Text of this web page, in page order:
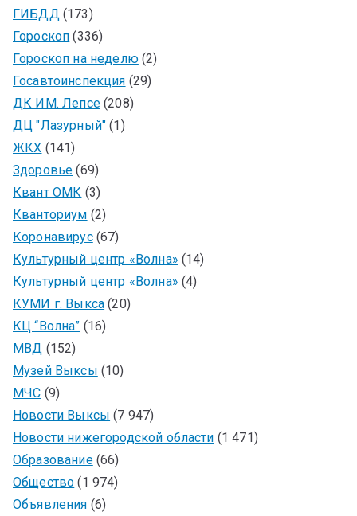
ГИБДД(173)
Гороскоп (336)
Гороскоп на неделю(2)
Госавтоинспекция (29)
ДК ИМ. Лепсе(208)
ДЦ "Лазурный" (1)
ЖКХ (141)
Здоровье (69)
Квант ОМК (3)
Кванториум (2)
Коронавирус(67)
Культурный центр «Волна» (14)
Культурный центр «Волна» (4)
КУМИ г. Выкса (20)
КЦ “Волна” (16)
МВД (152)
Музей Выксы (10)
МЧС (9)
Новости Выксы (7 947)
Новости нижегородской области (1 471)
Образование(66)
Общество (1 974)
Объявления (6)